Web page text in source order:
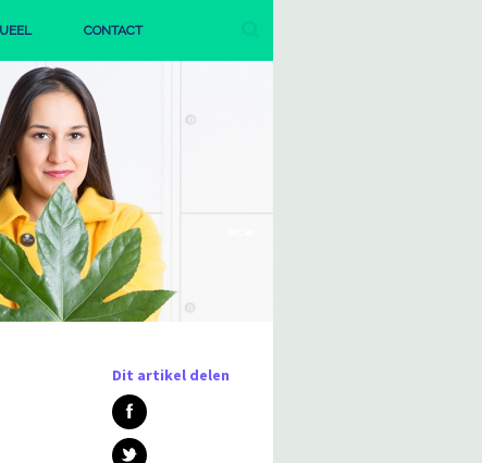
AGENDA
PUBLICATIES
CONTACT
Dit artikel delen